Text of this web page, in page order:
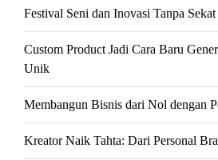
Festival Seni dan Inovasi Tanpa Sekat
Custom Product Jadi Cara Baru
Unik
Membangun Bisnis dari Nol dengan
Kreator Naik Tahta: Dari Personal